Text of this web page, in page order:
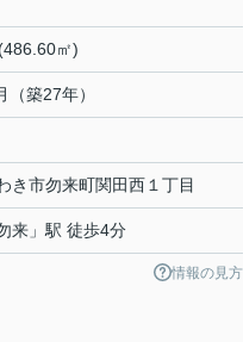
㎡)
（築27年）
き市勿来町関田西 １丁目
来 」駅 徒歩4分
情報の見方